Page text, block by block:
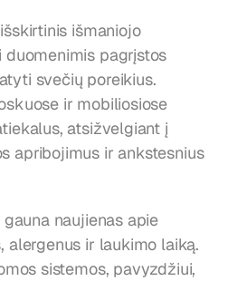
išmaniojo
duomenimis pagrįstos
svečių poreikius.
ir mobiliosiose
atsižvelgiant į
apribojimus ir ankstesnius
naujienas apie
alergenus ir laukimo laiką.
sistemos, pavyzdžiui,